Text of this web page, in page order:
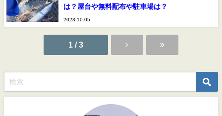
は？屋台や無料配布や駐車場は？
2023-10-05
1 / 3